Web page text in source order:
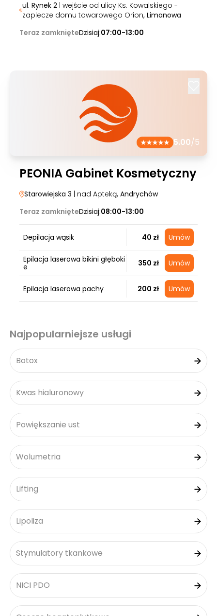
ul. Rynek 2| wejście od ulicy Ks. Kowalskiego -
zaplecze domu towarowego Orion, Limanowa
Teraz zamknięteDzisiaj:07:00-13:00
5.00/5
PEONIA Gabinet Kosmetyczny
Starowiejska 3 | nad Apteką, Andrychów
Teraz zamknięteDzisiaj:08:00-13:00
Depilacja wąsik 40 zł Umów
Epilacja laserowa bikini głęboki
e
350 zł Umów
Epilacja laserowa pachy 200 zł Umów
Najpopularniejsze usługi
Botox
Kwas hialuronowy
Powiększanie ust
Wolumetria
Lifting
Lipoliza
Stymulatory tkankowe
NICI PDO